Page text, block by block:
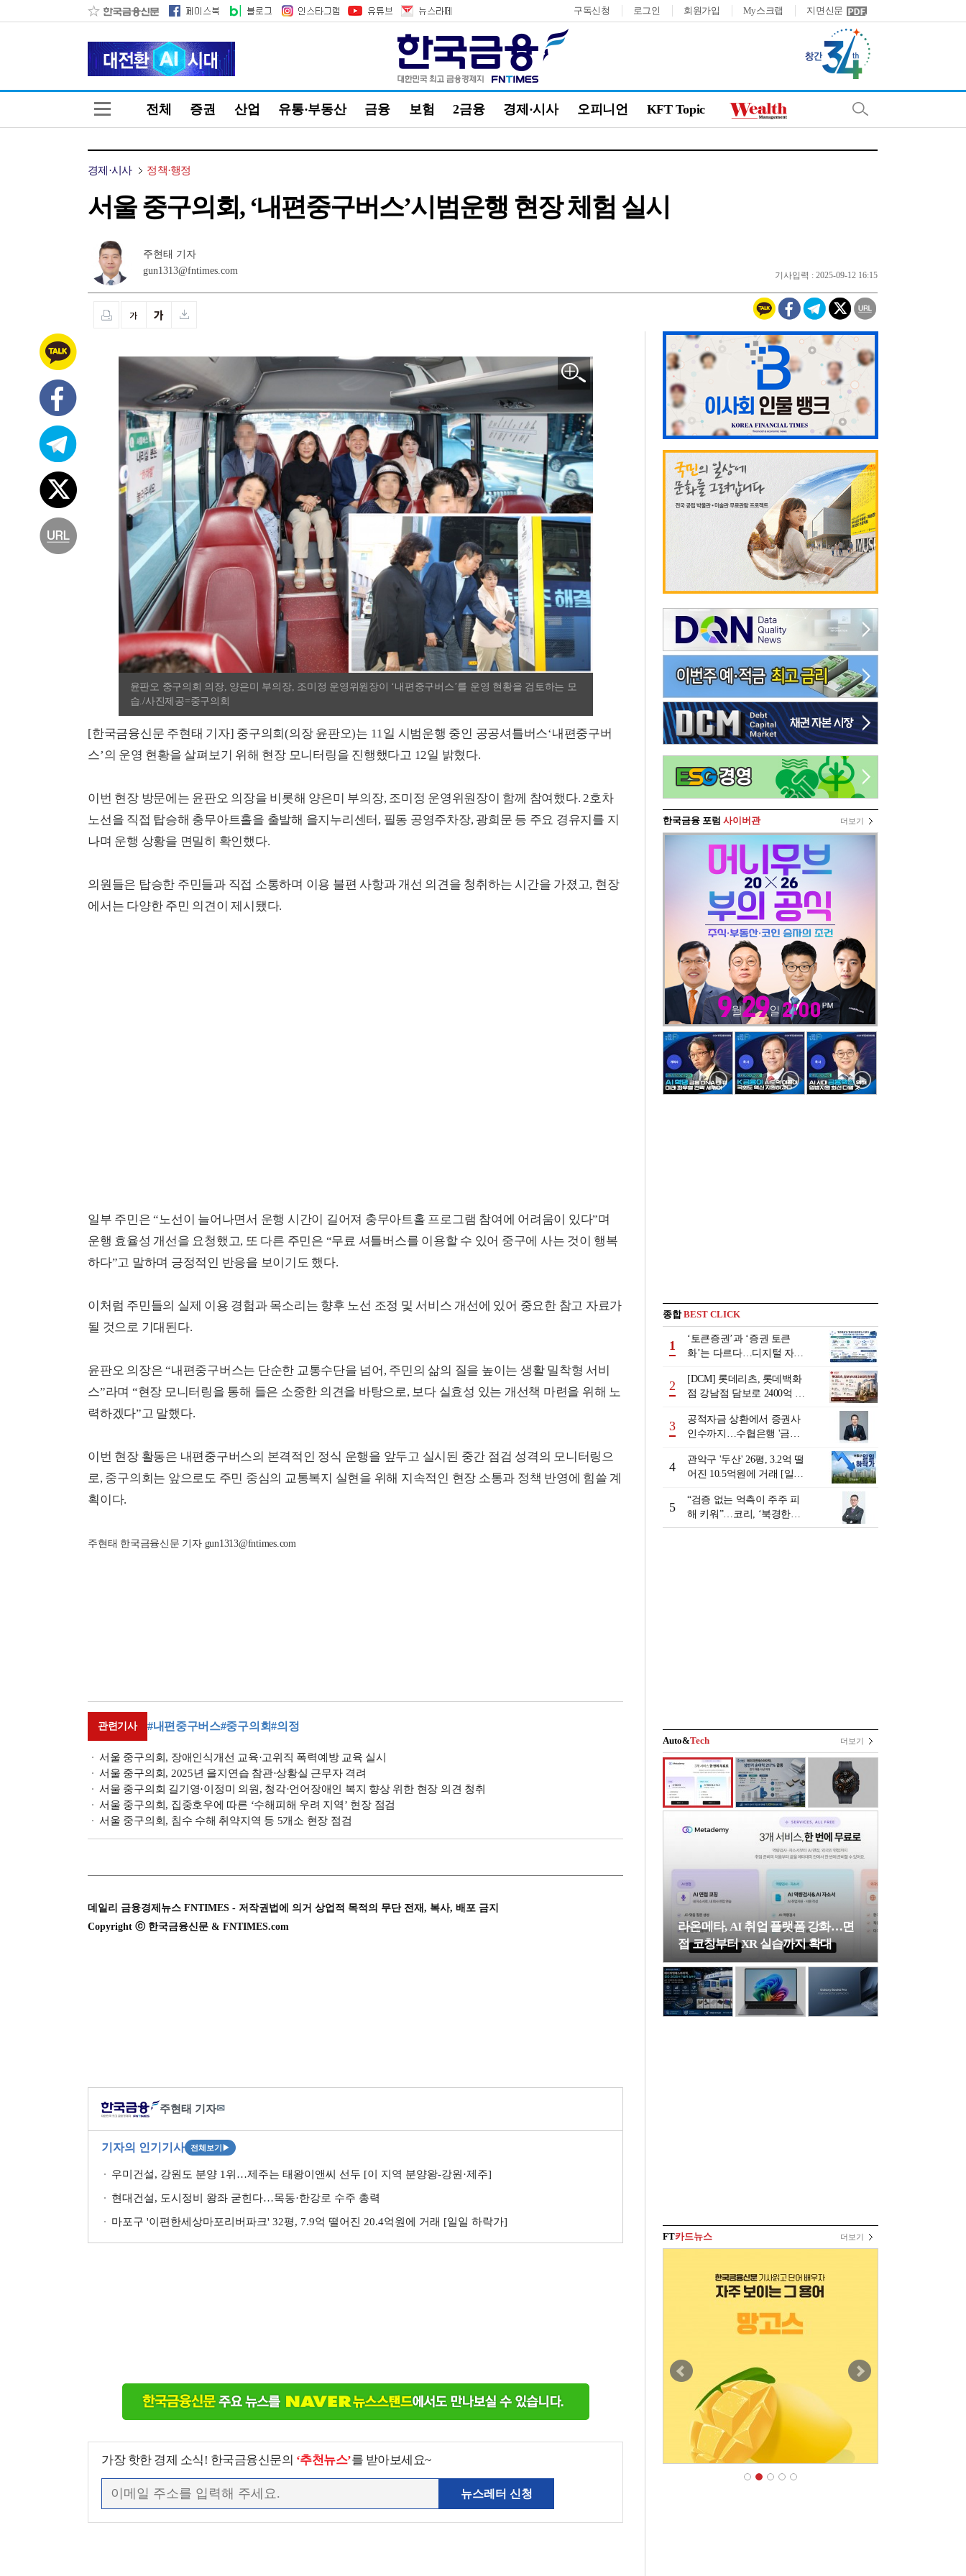
구독신청 로그인 회원가입 My스크랩 지면신문
전체 증권 산업 유통·부동산 금융 보험 2금융 경제·시사 오피니언 KFT Topic
경제·시사 정책·행정
서울 중구의회, ‘내편중구버스’시범운행 현장 체험 실시
주현태 기자
gun1313@fntimes.com
기사입력 : 2025-09-12 16:15
윤판오 중구의회 의장, 양은미 부의장, 조미정 운영위원장이 ‘내편중구버스’를 운영 현황을 검토하는 모
습./사진제공=중구의회
[한국금융신문 주현태 기자] 중구의회(의장 윤판오)는 11일 시범운행 중인 공공셔틀버스‘내편중구버
스’의 운영 현황을 살펴보기 위해 현장 모니터링을 진행했다고 12일 밝혔다.
이번 현장 방문에는 윤판오 의장을 비롯해 양은미 부의장, 조미정 운영위원장이 함께 참여했다. 2호차
노선을 직접 탑승해 충무아트홀을 출발해 을지누리센터, 필동 공영주차장, 광희문 등 주요 경유지를 지
나며 운행 상황을 면밀히 확인했다.
의원들은 탑승한 주민들과 직접 소통하며 이용 불편 사항과 개선 의견을 청취하는 시간을 가졌고, 현장
에서는 다양한 주민 의견이 제시됐다.
일부 주민은 “노선이 늘어나면서 운행 시간이 길어져 충무아트홀 프로그램 참여에 어려움이 있다”며
운행 효율성 개선을 요청했고, 또 다른 주민은 “무료 셔틀버스를 이용할 수 있어 중구에 사는 것이 행복
하다”고 말하며 긍정적인 반응을 보이기도 했다.
이처럼 주민들의 실제 이용 경험과 목소리는 향후 노선 조정 및 서비스 개선에 있어 중요한 참고 자료가
될 것으로 기대된다.
윤판오 의장은 “내편중구버스는 단순한 교통수단을 넘어, 주민의 삶의 질을 높이는 생활 밀착형 서비
스”라며 “현장 모니터링을 통해 들은 소중한 의견을 바탕으로, 보다 실효성 있는 개선책 마련을 위해 노
력하겠다”고 말했다.
이번 현장 활동은 내편중구버스의 본격적인 정식 운행을 앞두고 실시된 중간 점검 성격의 모니터링으
로, 중구의회는 앞으로도 주민 중심의 교통복지 실현을 위해 지속적인 현장 소통과 정책 반영에 힘쓸 계
획이다.
주현태 한국금융신문 기자 gun1313@fntimes.com
관련기사 #내편중구버스#중구의회#의정
서울 중구의회, 장애인식개선 교육·고위직 폭력예방 교육 실시
서울 중구의회, 2025년 을지연습 참관·상황실 근무자 격려
서울 중구의회 길기영·이정미 의원, 청각·언어장애인 복지 향상 위한 현장 의견 청취
서울 중구의회, 집중호우에 따른 ‘수해피해 우려 지역’ 현장 점검
서울 중구의회, 침수 수해 취약지역 등 5개소 현장 점검
데일리 금융경제뉴스 FNTIMES - 저작권법에 의거 상업적 목적의 무단 전재, 복사, 배포 금지
Copyright ⓒ 한국금융신문 & FNTIMES.com
주현태 기자✉
기자의 인기기사 전체보기 ▶
우미건설, 강원도 분양 1위…제주는 태왕이앤씨 선두 [이 지역 분양왕-강원·제주]
현대건설, 도시정비 왕좌 굳힌다…목동·한강로 수주 총력
마포구 '이편한세상마포리버파크' 32평, 7.9억 떨어진 20.4억원에 거래 [일일 하락가]
가장 핫한 경제 소식! 한국금융신문의 ‘추천뉴스’를 받아보세요~
뉴스레터 신청
한국금융 포럼 사이버관 더보기
종합BEST CLICK
1
‘토큰증권’과 ‘증권 토큰
화’는 다르다…디지털 자본
2
[DCM] 롯데리츠, 롯데백화
점 강남점 담보로 2400억 조
3
공적자금 상환에서 증권사
인수까지…수협은행 '금융
행 금융그룹의 꿈①]
4
관악구 '두산' 26평, 3.2억 떨
어진 10.5억원에 거래 [일일
5
“검증 없는 억측이 주주 피
해 키워”…코리, ‘북경한미
미수채권 논란’ 정면 반박
Auto&Tech 더보기
라온메타, AI 취업 플랫폼 강화…면
접 코칭부터 XR 실습까지 확대
FT카드뉴스 더보기